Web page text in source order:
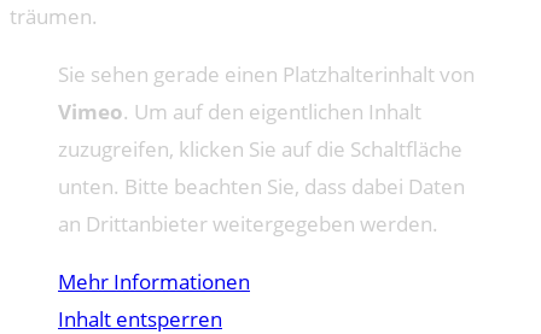
träumen.
Sie sehen gerade einen Platzhalterinhalt von
Vimeo. Um auf den eigentlichen Inhalt
zuzugreifen, klicken Sie auf die Schaltfläche
unten. Bitte beachten Sie, dass dabei Daten
an Drittanbieter weitergegeben werden.
Mehr Informationen
Inhalt entsperren